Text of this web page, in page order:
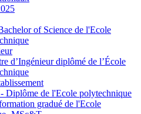
of Science de l'Ecole
d’Ingénieur diplômé de l’École
Diplôme de l'Ecole polytechnique
gradué de l'Ecole